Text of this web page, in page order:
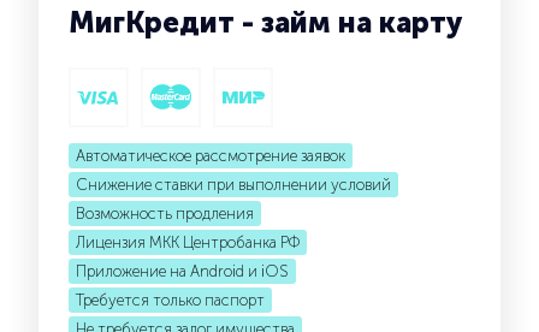
МигКредит - займ на карту
Автоматическое рассмотрение заявок
Снижение ставки при выполнении условий
Возможность продления
Лицензия МКК Центробанка РФ
Приложение на Android и iOS
Требуется только паспорт